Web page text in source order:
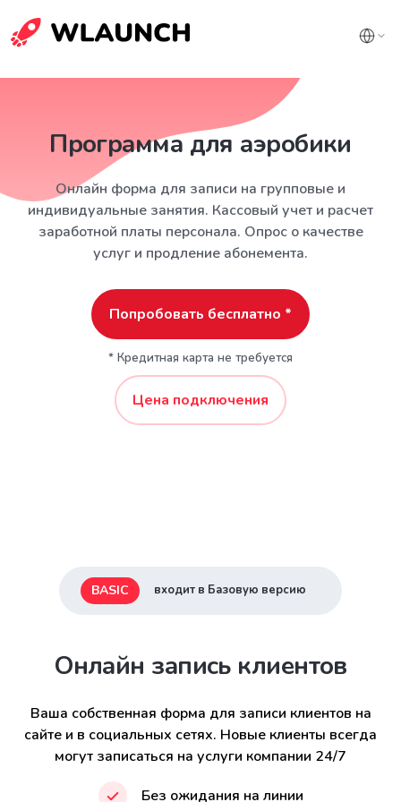
Программа для аэробики
Онлайн форма для записи на групповые и
индивидуальные занятия. Кассовый учет и расчет
заработной платы персонала. Опрос о качестве
услуг и продление абонемента.
Попробовать бесплатно *
* Кредитная карта не требуется
Цена подключения
BASIC входит в Базовую версию
Онлайн запись клиентов
Ваша собственная форма для записи клиентов на
сайте и в социальных сетях. Новые клиенты всегда
могут записаться на услуги компании 24/7
Без ожидания на линии